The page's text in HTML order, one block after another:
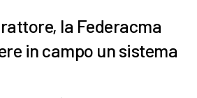
la Federacma
in campo un sistema